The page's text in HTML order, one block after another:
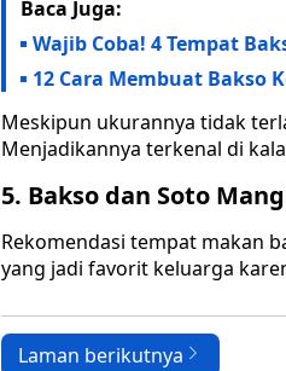
Baca Juga:
Wajib Coba! 4 Tempat
12 Cara Membuat Bakso
Meskipun ukurannya tidak
Menjadikannya terkenal di
5. Bakso dan Soto
Rekomendasi tempat makan
yang jadi favorit keluarga
Laman berikutnya